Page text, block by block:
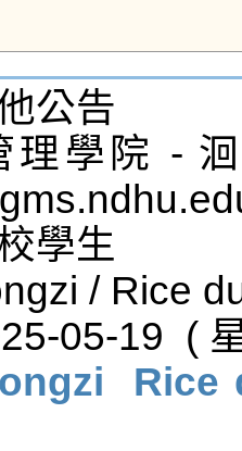
公告
理學院 -
學生
/ Rice
05-19  (
Rice